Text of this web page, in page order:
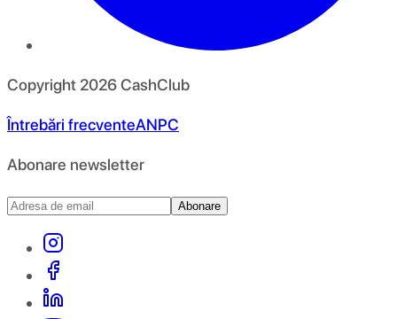
Copyright 2026CashClub
Întrebări frecventeANPC
Abonare newsletter
Abonare